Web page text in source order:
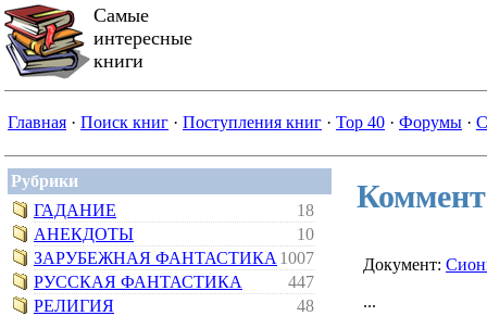
Самые
интересные
книги
Главная · Поиск книг · Поступления книг · Top 40 · Форумы ·
Рубрики
ГАДАНИЕ
18
АНЕКДОТЫ
10
ЗАРУБЕЖНАЯ ФАНТАСТИКА 1007
РУССКАЯ ФАНТАСТИКА
447
РЕЛИГИЯ
48
Документ:
...